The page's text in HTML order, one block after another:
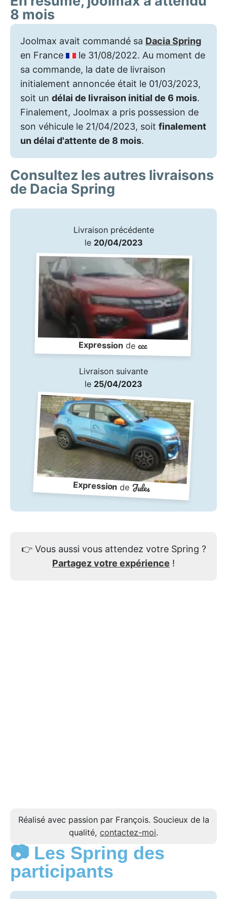
8 mois
Joolmax avait commandé sa Dacia Spring
en France
le 31/08/2022. Au moment de
sa commande, la date de livraison
initialement annoncée était le 01/03/2023,
soit un délai de livraison initial de 6 mois.
Finalement, Joolmax a pris possession de
son véhicule le 21/04/2023, soit finalement
un délai d'attente de 8 mois.
Consultez les autres livraisons
de Dacia Spring
Livraison précédente
le 20/04/2023
Expressiondeccc
Livraison suivante
le 25/04/2023
Expression deJules
👉Vous aussi vous attendez votre Spring ?
Partagez votre expérience !
Réalisé avec passion par François. Soucieux de la
qualité, contactez-moi.
📷 Les Spring des
participants